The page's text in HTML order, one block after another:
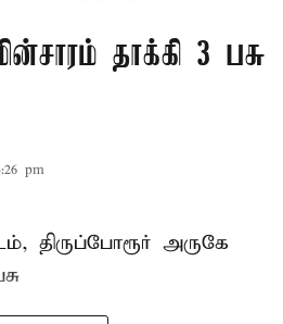
தாக்கி 3 பசு
pm
திருப்போரூர் அருகே